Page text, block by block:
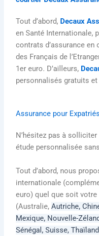
d
i
n
i
n
e
r
Tout d’abord, Decaux
en Santé Internationale,
contrats d’assurance en
des Français de
1er euro. D’ailleurs,
personnalisés gratuits
Assurance pour Expatriés
N’hésitez pas à
étude personnalisée
Tout d’abord, nous
internationale
euro) quel que soit votre
(Australie,Autriche,
Mexique, Nouvelle-
Sénégal,Suisse,